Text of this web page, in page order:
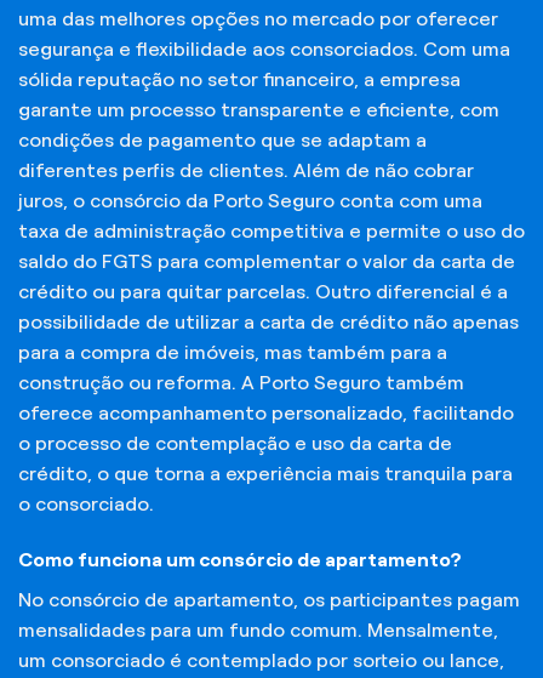
uma das melhores opções no mercado por oferecer
segurança e flexibilidade aos consorciados. Com uma
sólida reputação no setor financeiro, a empresa
garante um processo transparente e eficiente, com
condições de pagamento que se adaptam a
diferentes perfis de clientes. Além de não cobrar
juros, o consórcio da Porto Seguro conta com uma
taxa de administração competitiva e permite o uso do
saldo do FGTS para complementar o valor da carta de
crédito ou para quitar parcelas. Outro diferencial é a
possibilidade de utilizar a carta de crédito não apenas
para a compra de imóveis, mas também para a
construção ou reforma. A Porto Seguro também
oferece acompanhamento personalizado, facilitando
o processo de contemplação e uso da carta de
crédito, o que torna a experiência mais tranquila para
o consorciado.
Como funciona um consórcio de apartamento?
No consórcio de apartamento, os participantes pagam
mensalidades para um fundo comum. Mensalmente,
um consorciado é contemplado por sorteio ou lance,